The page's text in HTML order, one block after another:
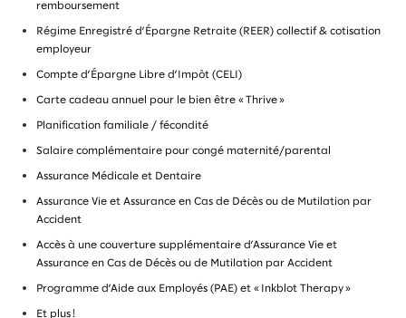
remboursement
Régime Enregistré d’Épargne Retraite (REER) collectif & cotisation
employeur
Compte d’Épargne Libre d’Impôt (CELI)
Carte cadeau annuel pour le bien être « Thrive »
Planification familiale / fécondité
Salaire complémentaire pour congé maternité/parental
Assurance Médicale et Dentaire
Assurance Vie et Assurance en Cas de Décès ou de Mutilation par
Accident
Accès à une couverture supplémentaire d’Assurance Vie et
Assurance en Cas de Décès ou de Mutilation par Accident
Programme d’Aide aux Employés (PAE) et « Inkblot Therapy »
Et plus !